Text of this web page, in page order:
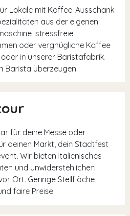
Lokale mit Kaffee-Ausschank
aus der eigenen
stressfreie
oder vergnügliche Kaffee
in unserer Baristafabrik.
Barista überzeugen.
für deine Messe oder
deinen Markt, dein Stadtfest
Wir bieten italienisches
und unwiderstehlichen
Ort. Geringe Stellfläche,
faire Preise.